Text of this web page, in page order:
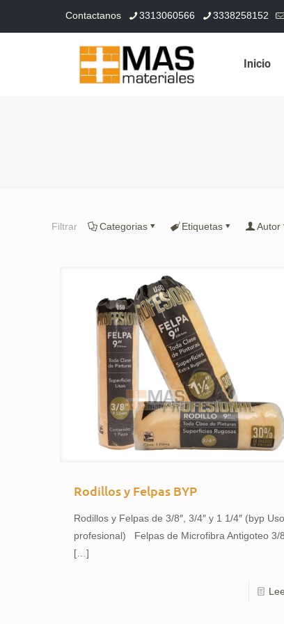
Contactanos 3313060566 3338258152
Inicio
Filtrar Categorias Etiquetas Autor
Rodillos y Felpas BYP
Rodillos y Felpas de 3/8″, 3/4″ y 1 1/4″ (byp Uso
profesional) Felpas de Microfibra Antigoteo 3/
[…]